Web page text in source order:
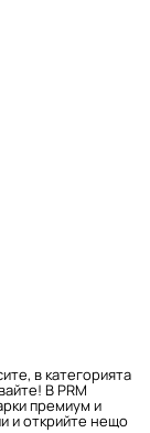
в категорията
В PRM
премиум и
и открийте нещо